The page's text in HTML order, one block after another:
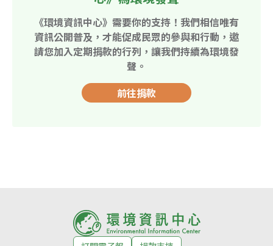
《環境資訊中心》需要你的支持！我們相信唯有
資訊公開普及，才能促成民眾的參與和行動，邀
請您加入定期捐款的行列，讓我們持續為環境發
聲。
前往捐款